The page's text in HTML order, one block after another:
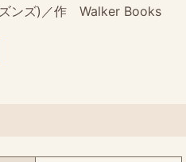
ンズ)／作 Walker Books